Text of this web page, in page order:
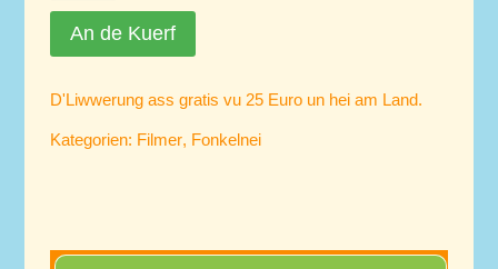
säi
Wonsch
An de Kuerf
D'Liwwerung ass gratis vu 25 Euro un hei am Land.
Kategorien: Filmer, Fonkelnei